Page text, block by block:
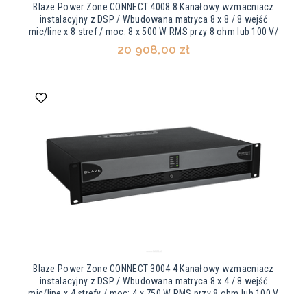
Blaze Power Zone CONNECT 4008 8 Kanałowy wzmacniacz
instalacyjny z DSP / Wbudowana matryca 8 x 8 / 8 wejść
mic/line x 8 stref / moc: 8 x 500 W RMS przy 8 ohm lub 100 V/
20 908,00 zł
Blaze Power Zone CONNECT 3004 4 Kanałowy wzmacniacz
instalacyjny z DSP / Wbudowana matryca 8 x 4 / 8 wejść